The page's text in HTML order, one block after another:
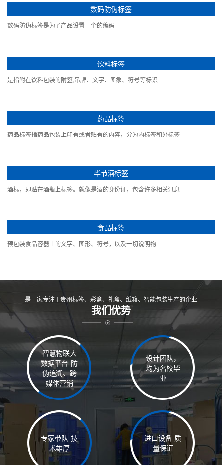
数码防伪标签
数码防伪标签是为了产品设置一个的编码
饮料标签
是指附在饮料包装的附签,吊牌、文字、图象、符号等标识
药品标签
药品标签指药品包装上印有或者贴有的内容，分为内标签和外标签
毕节酒标签
酒标，即贴在酒瓶上标签。就像是酒的身份证，包含许多相关讯息
食品标签
预包装食品容器上的文字、图形、符号，以及一切说明物
是一家专注于贵州标签、彩盒、礼盒、纸箱、智能包装生产的企业
我们优势
智慧物联大
数据平台-防
伪追溯、跨
媒体营销
设计团队，
均为名校毕
业
专家带队-技
术雄厚
进口设备-质
量保证